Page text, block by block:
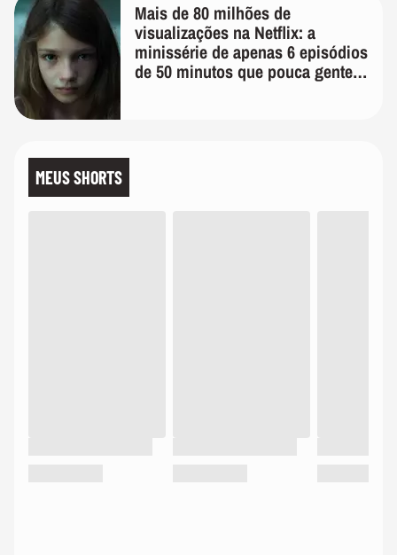
Mais de 80 milhões de
visualizações na Netflix: a
minissérie de apenas 6 episódios
de 50 minutos que pouca gente
MEUS SHORTS